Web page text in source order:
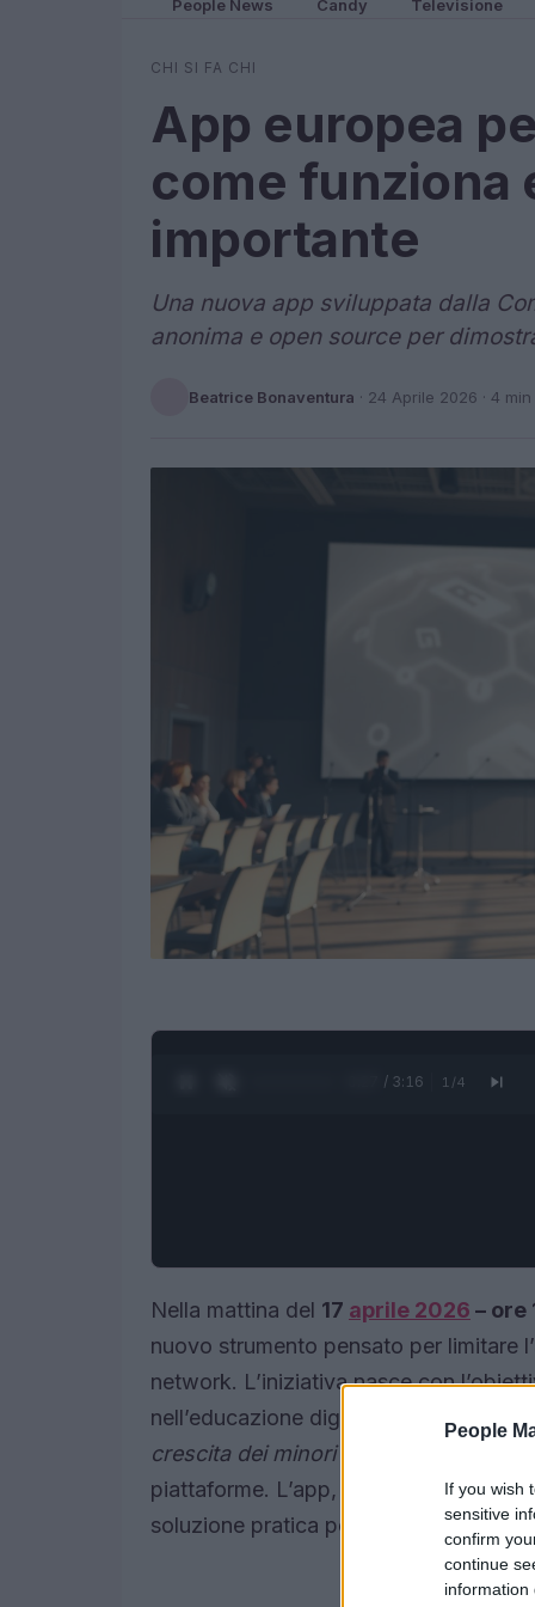
People
If you wish
sensitive
confirm
continue
information
People News Candy Televisione
CHI SI FA CHI
App europea
come funziona
importante
Una nuova app sviluppata dalla
anonima e open source per
Beatrice Bonaventura · 24 Aprile 2026 · 4 min
0:28 / 3:16 1 /4
Nella mattina del 17 aprile 2026 – ore
nuovo strumento pensato per limitare
network. L’iniziativa nasce con
nell’educazione digitale: secondo la
crescita dei minori rimanga ai genitori
piattaforme. L’app, già sperimentata
soluzione pratica per dimostrare l’età